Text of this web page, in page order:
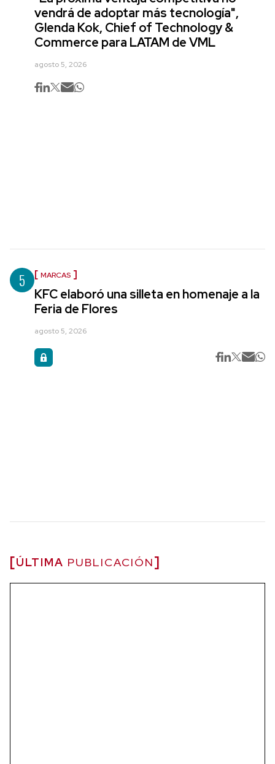
vendrá de adoptar más tecnología",
Glenda Kok, Chief of Technology &
Commerce para LATAM de VML
agosto 5, 2026
5 MARCAS
KFC elaboró una silleta en homenaje a la
Feria de Flores
agosto 5, 2026
ÚLTIMA PUBLICACIÓN